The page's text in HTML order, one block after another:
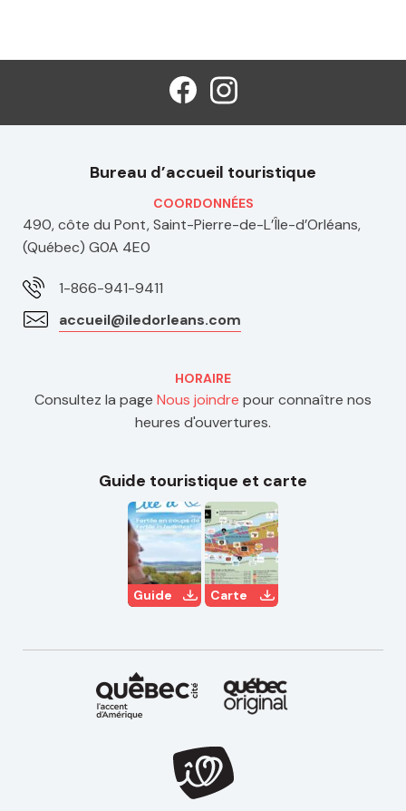
Bureau d’accueil touristique
COORDONNÉES
490, côte du Pont, Saint-Pierre-de-L’Île-d’Orléans,
(Québec) G0A 4E0
1-866-941-9411
accueil@iledorleans.com
HORAIRE
Consultez la page Nous joindre pour connaître nos
heures d'ouvertures.
Guide touristique et carte
Guide Carte